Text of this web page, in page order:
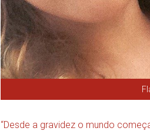
“Desde a gravidez o mundo